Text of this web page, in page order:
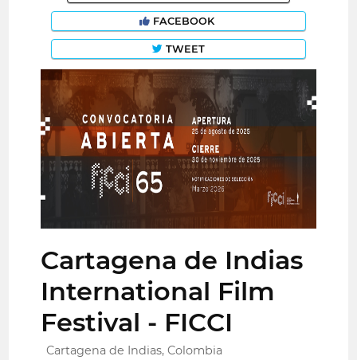
FACEBOOK
TWEET
Cartagena de Indias
International Film
Festival - FICCI
Cartagena de Indias, Colombia